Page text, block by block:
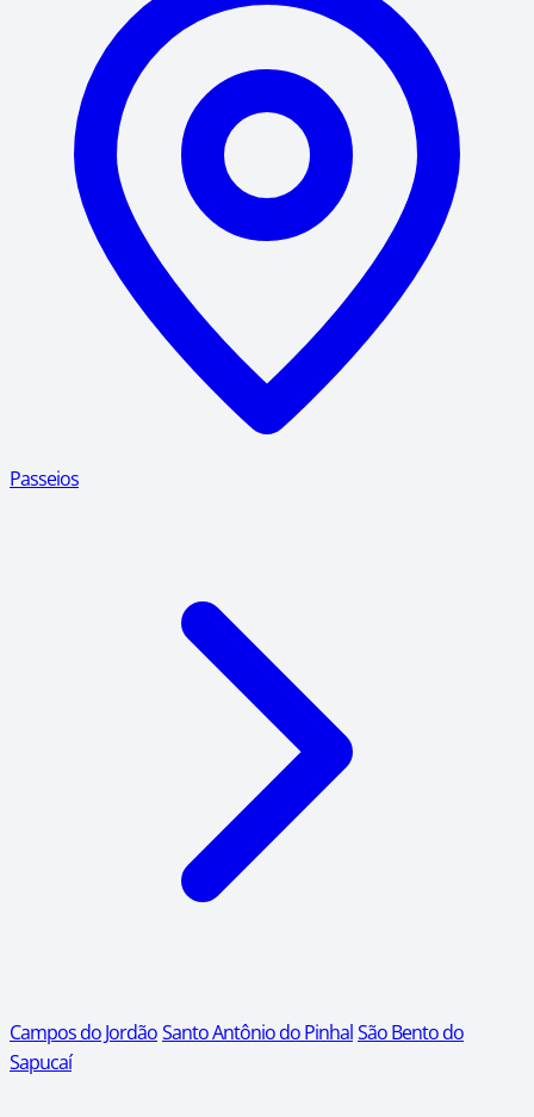
Passeios
Campos do JordãoSanto Antônio do PinhalSão Bento do
Sapucaí